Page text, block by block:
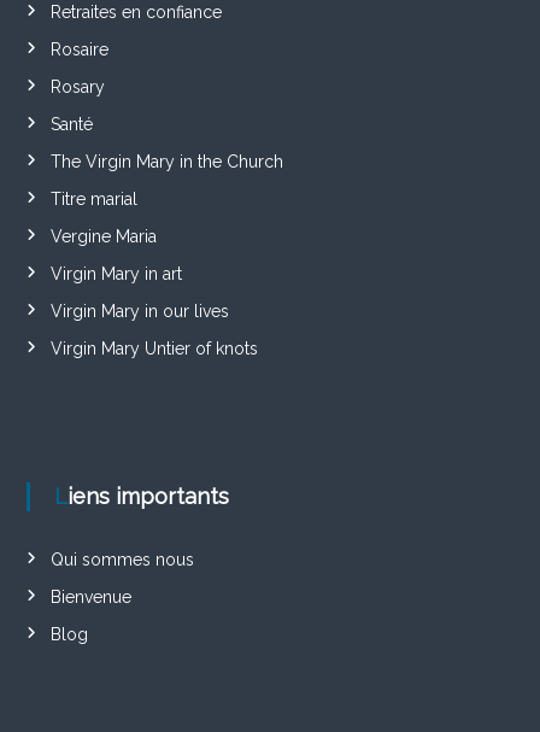
Retraites en confiance
Rosaire
Rosary
Santé
The Virgin Mary in the Church
Titre marial
Vergine Maria
Virgin Mary in art
Virgin Mary in our lives
Virgin Mary Untier of knots
Liens importants
Qui sommes nous
Bienvenue
Blog